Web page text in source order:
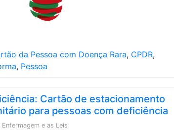
da Pessoa com Doença Rara, CPDR,
, Pessoa
Cartão de estacionamento
para pessoas com deficiência
Enfermagem e as Leis